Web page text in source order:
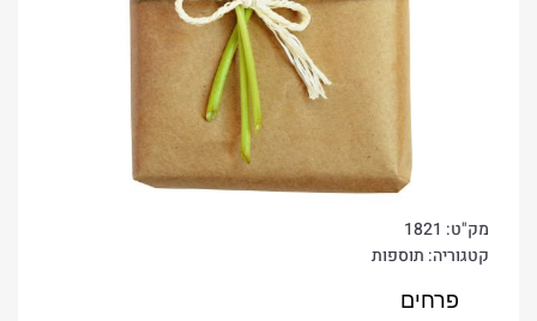
מק"ט: 1821
קטגוריה: תוספות
פרחים